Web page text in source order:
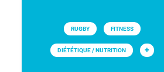
RUGBY FITNESS
DIÉTÉTIQUE / NUTRITION +